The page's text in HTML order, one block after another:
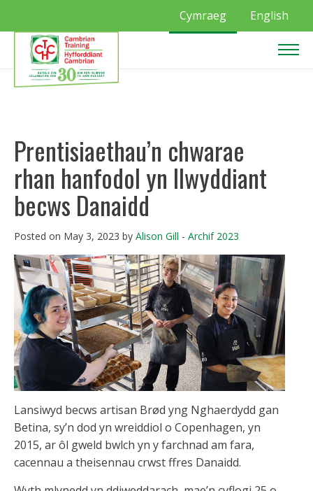
Cymraeg English
Prentisiaethau’n chwarae
rhan hanfodol yn llwyddiant
becws Danaidd
Posted on May 3, 2023 by Alison Gill - Archif 2023
Lansiwyd becws artisan Brød yng Nghaerdydd gan
Betina, sy’n dod yn wreiddiol o Copenhagen, yn
2015, ar ôl gweld bwlch yn y farchnad am fara,
cacennau a theisennau crwst ffres Danaidd.